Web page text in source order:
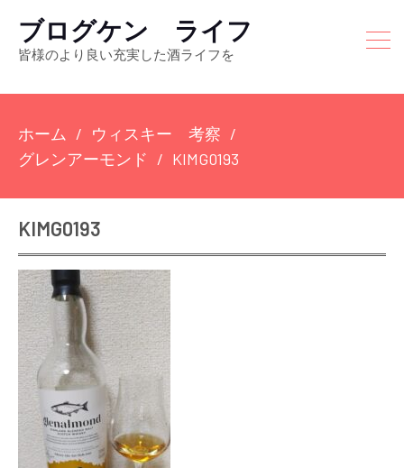
ブログケン ライフ
皆様のより良い充実した酒ライフを
ホーム
ウィスキー 考察
グレンアーモンド
KIMG0193
KIMG0193